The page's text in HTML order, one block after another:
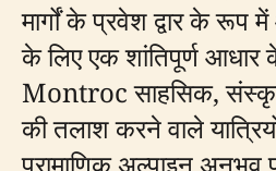
मार्गों के प्रवेश द्वार के
के लिए एक शांतिपूर्ण आधार
Montroc साहसिक,
की तलाश करने वाले